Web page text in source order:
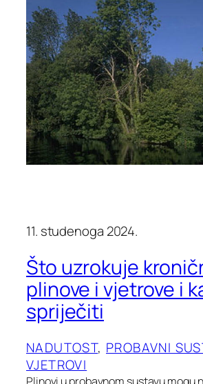
11. studenoga 2024.
Što uzrokuje
plinove i vjetrove i
spriječiti
NADUTOST, PROBAVNI
VJETROVI
Plinovi u probavnom sustavu mogu